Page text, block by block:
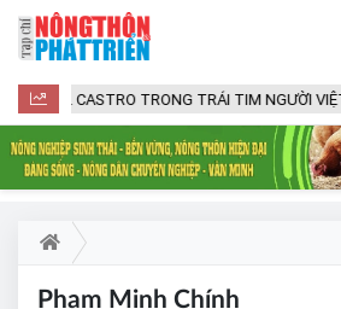
FIDEL CASTRO TRONG TRÁI TIM NGƯỜI VIỆT
Phạm Minh Chính